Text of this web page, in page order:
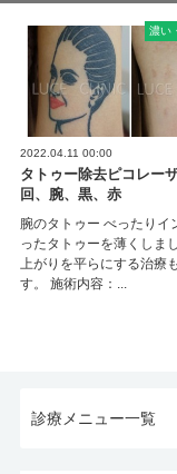
濃い
2022.04.11 00:00
タトゥー除去ピコレー
回、腕、黒、赤
腕のタトゥー べったりイ
ったタトゥーを薄くしま
上がりを平らにする治療
す。 施術内容：...
診療メニュー一覧